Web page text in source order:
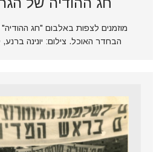
מוזמנים לצפות באלבום "חג
הבחדר האוכל. צילום: יונינה ברנע,